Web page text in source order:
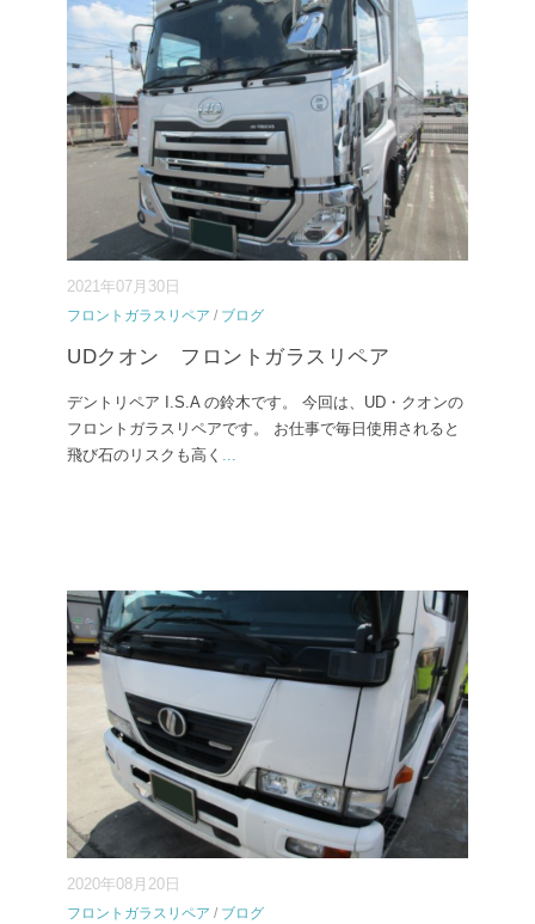
2021年07月30日
フロントガラスリペア / ブログ
UDクオン フロントガラスリペア
デントリペア I.S.A の鈴木です。 今回は、UD・クオンの
フロントガラスリペアです。 お仕事で毎日使用されると
飛び石のリスクも高く ...
2020年08月20日
フロントガラスリペア / ブログ